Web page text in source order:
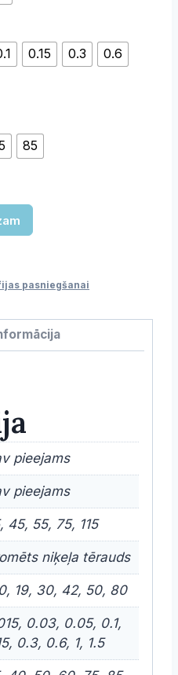
0.15 0.3
0.6
85
pasniegšanai
pieejams
pieejams
45, 55, 75, 115
niķeļa tērauds
19, 30, 42, 50, 80
0.03, 0.05, 0.1,
0.3, 0.6, 1, 1.5